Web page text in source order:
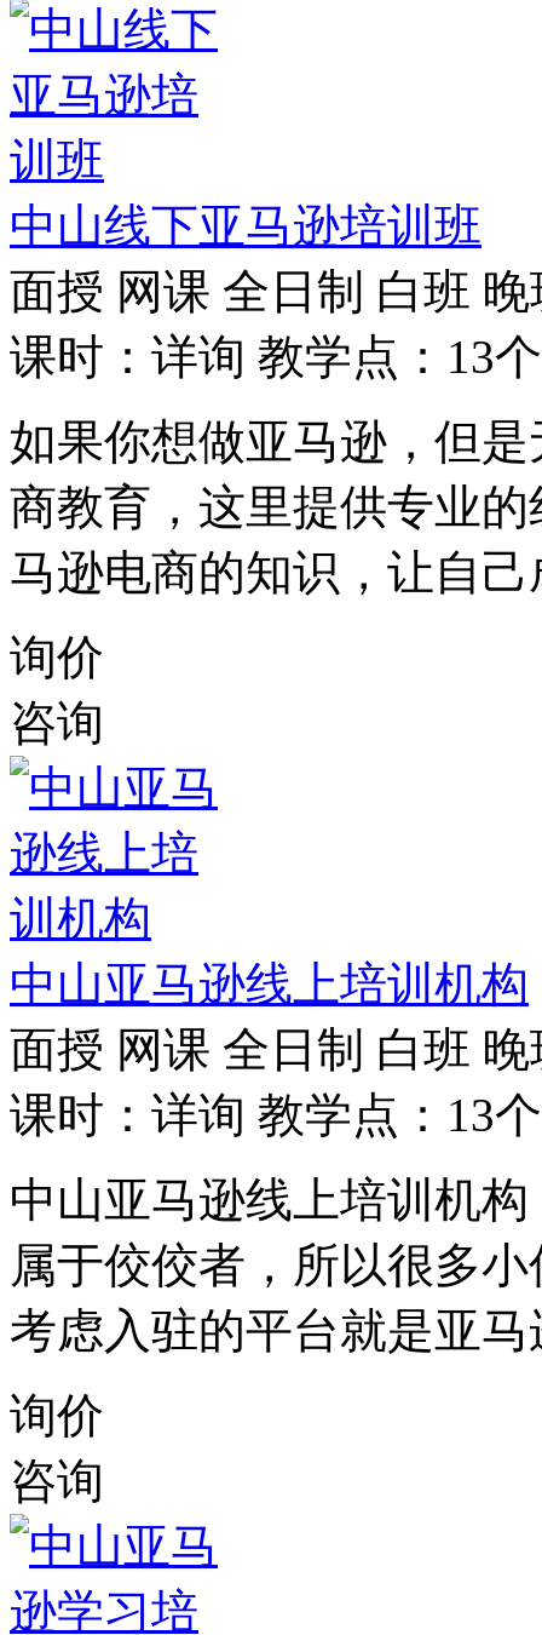
中山线下亚马逊培训班
面授 网课 全日制 白班 晚
课时：详询 教学点：13个
如果你想做亚马逊，但
商教育，这里提供专业
马逊电商的知识，让自
询价
咨询
中山亚马逊线上培训机构
面授 网课 全日制 白班 晚
课时：详询 教学点：13个
中山亚马逊线上培训机
属于佼佼者，所以很多
考虑入驻的平台就是亚马
询价
咨询